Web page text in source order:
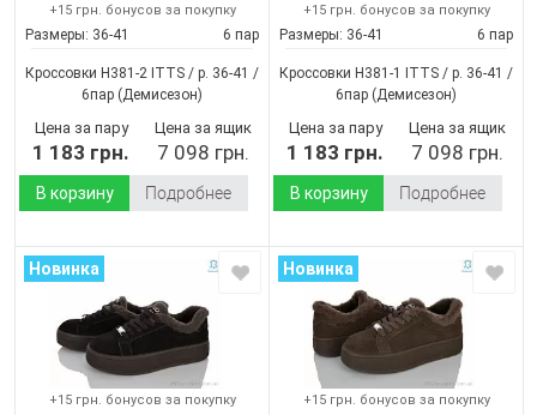
+15 грн. бонусов за покупку
Размеры: 36-41 6 пар
Кроссовки H381-2 ITTS / p. 36-41 /
6пар (Демисезон)
Цена за пару
1 183 грн.
Цена за ящик
7 098 грн.
В корзину Подробнее
+15 грн. бонусов за покупку
Размеры: 36-41 6 пар
Кроссовки H381-1 ITTS / p. 36-41 /
6пар (Демисезон)
Цена за пару
1 183 грн.
Цена за ящик
7 098 грн.
В корзину Подробнее
Новинка
+15 грн. бонусов за покупку
Новинка
+15 грн. бонусов за покупку